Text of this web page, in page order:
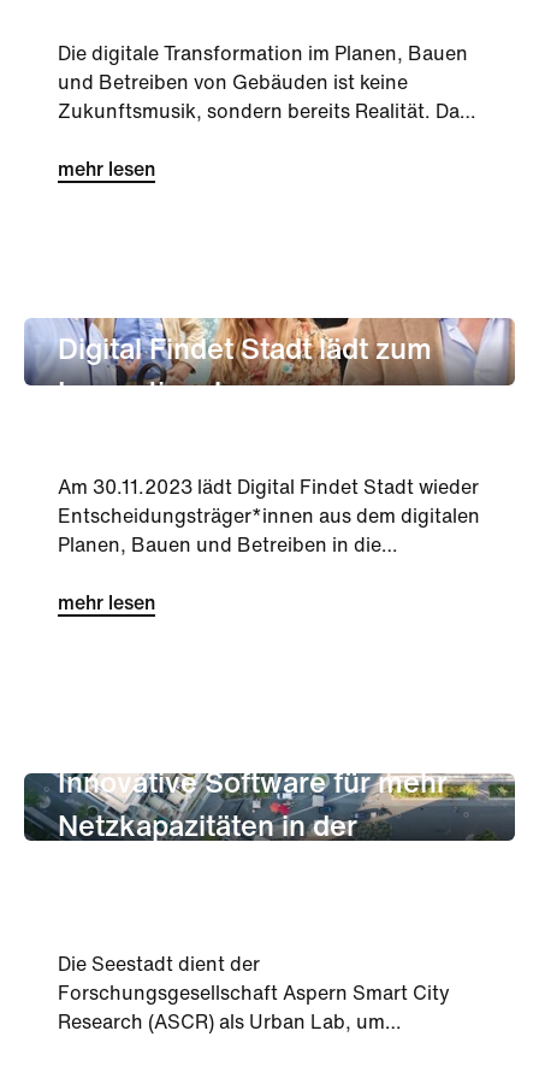
Die digitale Transformation im Planen, Bauen
und Betreiben von Gebäuden ist keine
Zukunftsmusik, sondern bereits Realität. Das
mehr lesen
Digital Findet Stadt lädt zum
Innovationskongress
Am 30.11.2023 lädt Digital Findet Stadt wieder
Entscheidungsträger*innen aus dem digitalen
Planen, Bauen und Betreiben in die
mehr lesen
Innovative Software für mehr
Netzkapazitäten in der
Die Seestadt dient der
Forschungsgesellschaft Aspern Smart City
Research (ASCR) als Urban Lab, um